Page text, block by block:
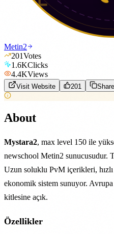
Metin2
201Votes
1.6KClicks
4.4KViews
Visit Website 201 Share
About
Mystara2, max level 150 ile
newschool Metin2 sunucusudur.
Uzun soluklu PvM içerikleri,
ekonomik sistem sunuyor.
kitlesine açık.
Özellikler